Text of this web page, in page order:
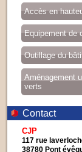
Accès en
Equipement de
Outillage du
Aménagement
verts
Contact
CJP
117 rue
38780 Pont